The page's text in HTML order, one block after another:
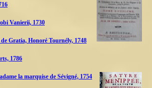
Vanierii, 1730
de Gratia, Honoré Tournély, 1748
1786
la marquise de Sévigné, 1754